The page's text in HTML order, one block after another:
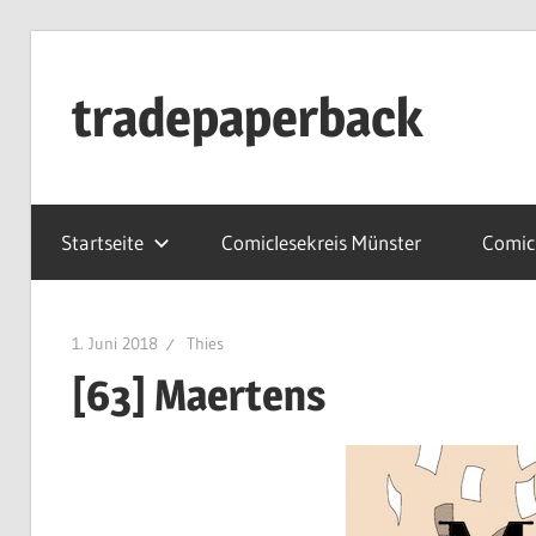
springentradepaperback
by
thies
albers
Startseite Comiclesekreis Münster
1. Juni 2018 Thies
[63] Maertens